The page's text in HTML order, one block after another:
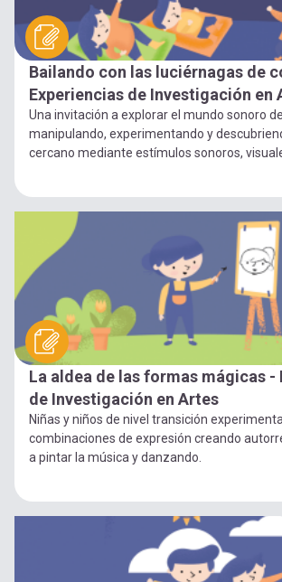
Bailando con las luciérnagas de
Experiencias de Investigación en
Una invitación a explorar el mundo sonoro
manipulando, experimentando y
cercano mediante estímulos sonoros,
La aldea de las formas mágicas -
de Investigación en Artes
Niñas y niños de nivel transición
combinaciones de expresión creando
a pintar la música y danzando.